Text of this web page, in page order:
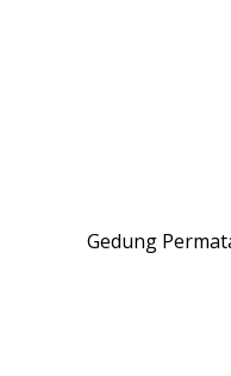
Gedung